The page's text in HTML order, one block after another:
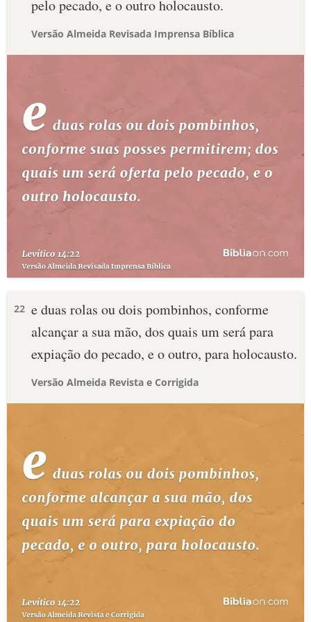
pelo pecado, e o outro holocausto.
Versão Almeida Revisada Imprensa Bíblica
22 e duas rolas ou dois pombinhos, conforme
alcançar a sua mão, dos quais um será para
expiação do pecado, e o outro, para holocausto.
Versão Almeida Revista e Corrigida